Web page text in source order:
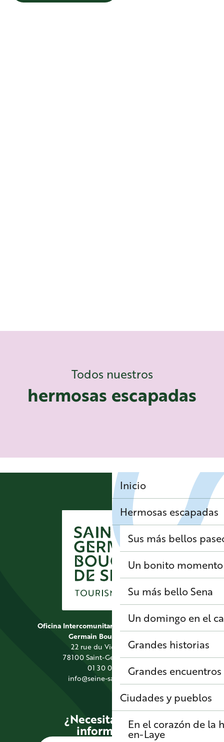
Inicio
Hermosas escapadas
Sus más bellos
Un bonito
Su más bello Sena
Un domingo en el
Grandes historias
Grandes encuentros
Ciudades y pueblos
En el corazón de la
en-Laye
Todos nuestros
hermosas escapadas
Oficina Intercomunitaria de Turismo de Saint
Germain Boucles de Seine
22 rue du Vieil Abreuvoir
78100 Saint-Germain-en-Laye
01 30 09 39 89
info@seine-saintgermain.fr
¿Necesitas alguna
información?